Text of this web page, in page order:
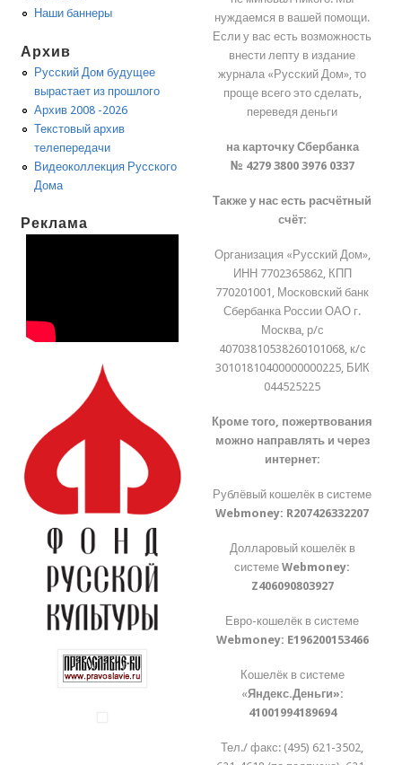
Наши баннеры
Архив
Русский Дом будущее
вырастает из прошлого
Архив 2008 -2026
Текстовый архив
телепередачи
Видеоколлекция Русского
Дома
Реклама
нуждаемся в вашей помощи.
Если у вас есть возможность
внести лепту в издание
журнала «Русский Дом», то
проще всего это сделать,
переведя деньги
на карточку Сбербанка
№ 4279 3800 3976 0337
Также у нас есть расчётный
счёт:
Организация «Русский Дом»,
ИНН 7702365862, КПП
770201001, Московский банк
Сбербанка России ОАО г.
Москва, р/с
40703810538260101068, к/с
30101810400000000225, БИК
044525225
Кроме того, пожертвования
можно направлять и через
интернет:
Рублёвый кошелёк в системе
Webmoney: R207426332207
Долларовый кошелёк в
системеWebmoney:
Z406090803927
Евро-кошелёк в системе
Webmoney: E196200153466
Кошелёк в системе
«Яндекс.Деньги»:
41001994189694
Тел./ факс: (495) 621-3502,